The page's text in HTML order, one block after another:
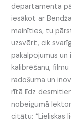
departamenta
iesākot ar
mainīties, tu
uzsvērt, cik
pakalpojumus
kalibrēšanu,
radošuma un
rītā līdz
nobeigumā
citātu: “Lieliskas